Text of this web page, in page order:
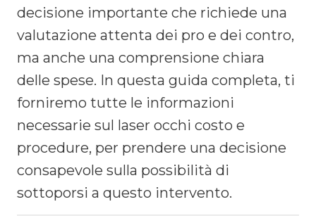
decisione importante che richiede una
valutazione attenta dei pro e dei contro,
ma anche una comprensione chiara
delle spese. In questa guida completa, ti
forniremo tutte le informazioni
necessarie sul laser occhi costo e
procedure, per prendere una decisione
consapevole sulla possibilità di
sottoporsi a questo intervento.